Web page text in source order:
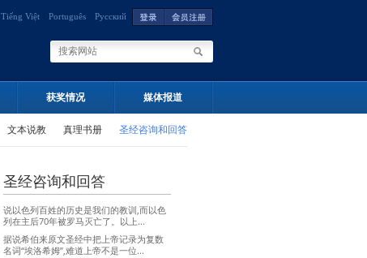
Tiếng Việt Português Русский
获奖情况 媒体报道
文本说教 真理书册 圣经咨询和回答